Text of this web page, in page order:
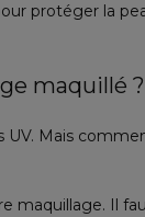
protéger la
maquillé ?
UV. Mais
maquillage. Il